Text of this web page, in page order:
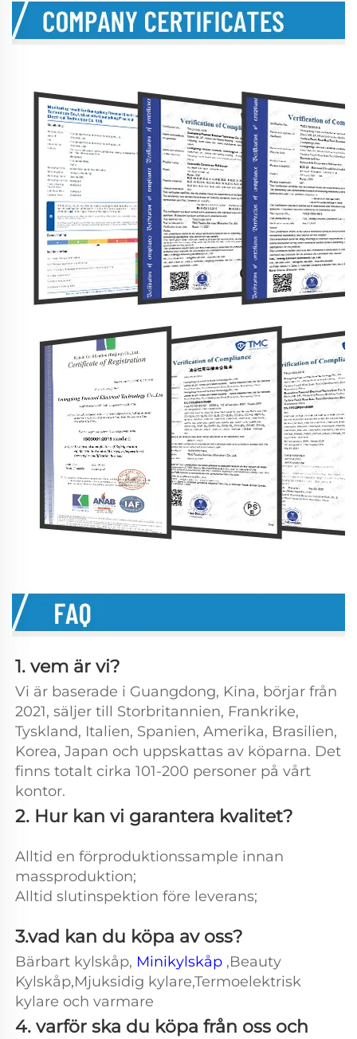
1. vem är vi?
Vi är baserade i Guangdong, Kina, börjar från
2021, säljer till Storbritannien, Frankrike,
Tyskland, Italien, Spanien, Amerika, Brasilien,
Korea, Japan och uppskattas av köparna. Det
finns totalt cirka 101-200 personer på vårt
kontor.
2. Hur kan vi garantera kvalitet?
Alltid en förproduktionssample innan
massproduktion;
Alltid slutinspektion före leverans;
3.vad kan du köpa av oss?
Bärbart kylskåp, Minikylskåp ,Beauty
Kylskåp,Mjuksidig kylare,Termoelektrisk
kylare och varmare
4. varför ska du köpa från oss och